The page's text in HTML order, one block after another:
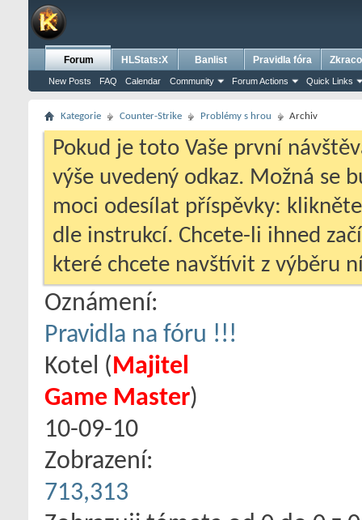
Forum
New Posts FAQ Calendar Community Forum Actions Quick Links
HLStats:X Banlist Pravidla fóra
Kategorie Counter-Strike Problémy s hrou Archiv
Pokud je toto Vaše první
výše uvedený odkaz. Možná se
moci odesílat příspěvky:
dle instrukcí. Chcete-li ihned
které chcete navštívit z výběru
Oznámení:
Pravidla na fóru !!!
Kotel ‎(Majitel
Game Master)
10-09-10
Zobrazení:
713,313